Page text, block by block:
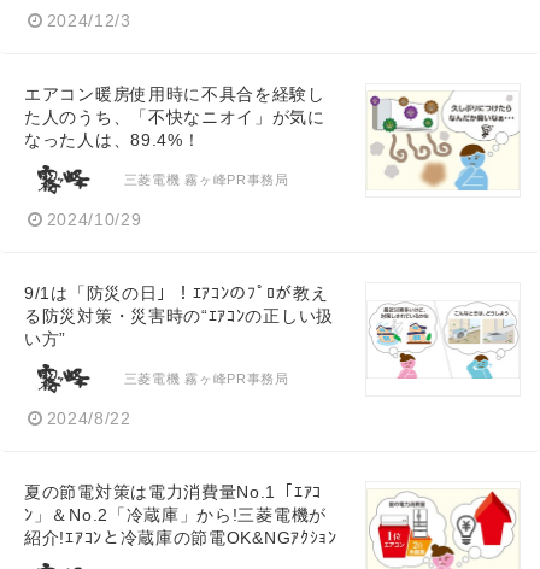
2024/12/3
エアコン暖房使用時に不具合を経験し
た人のうち、「不快なニオイ」が気に
なった人は、89.4%！
三菱電機 霧ヶ峰PR事務局
2024/10/29
9/1は「防災の日」！ｴｱｺﾝのﾌﾟﾛが教え
る防災対策・災害時の“ｴｱｺﾝの正しい扱
い方”
三菱電機 霧ヶ峰PR事務局
2024/8/22
夏の節電対策は電力消費量No.1「ｴｱｺ
ﾝ」＆No.2「冷蔵庫」から!三菱電機が
紹介!ｴｱｺﾝと冷蔵庫の節電OK&NGｱｸｼｮﾝ